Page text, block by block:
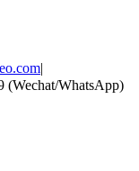
|
(Wechat/WhatsApp)